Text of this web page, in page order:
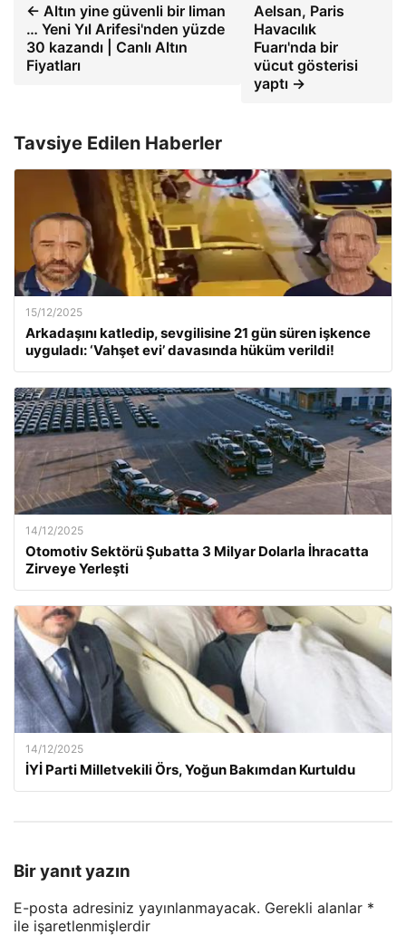
← Altın yine güvenli bir liman
… Yeni Yıl Arifesi'nden yüzde
30 kazandı | Canlı Altın
Fiyatları
Aelsan, Paris
Havacılık
Fuarı'nda bir
vücut gösterisi
yaptı →
Tavsiye Edilen Haberler
15/12/2025
Arkadaşını katledip, sevgilisine 21 gün süren işkence
uyguladı: ‘Vahşet evi’ davasında hüküm verildi!
14/12/2025
Otomotiv Sektörü Şubatta 3 Milyar Dolarla İhracatta
Zirveye Yerleşti
14/12/2025
İYİ Parti Milletvekili Örs, Yoğun Bakımdan Kurtuldu
Bir yanıt yazın
E-posta adresiniz yayınlanmayacak. Gerekli alanlar *
ile işaretlenmişlerdir